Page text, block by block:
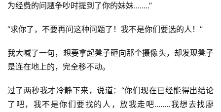
为经费的问题争吵时提到了你的妹妹........”
“求你了，不要再问这种问题了！我不是你们要选的人！”
我大喊了一句，想要拿起凳子砸向那个摄像头，却发现凳子
是连在地上的，完全移不动。
过了两秒我才冷静下来，说道：“你们现在已经能得出结论
了吧，我不是你们要找的人，放我走吧........我想去找廖